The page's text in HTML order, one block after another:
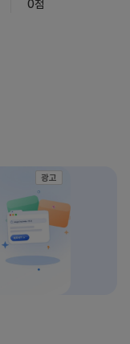
0점
광고